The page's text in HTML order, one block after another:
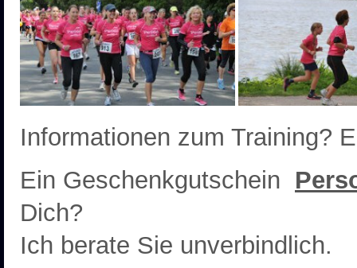
Informationen zum Training?
Ein Geschenkgutschein
Dich?
Ich berate Sie unverbindlich.